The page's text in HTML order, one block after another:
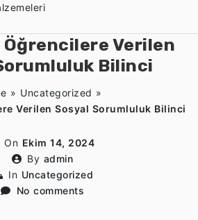
Verilen
Bilinci
» Uncategorized »
Verilen Sosyal Sorumluluk Bilinci
On Ekim 14, 2024
By admin
In Uncategorized
No comments